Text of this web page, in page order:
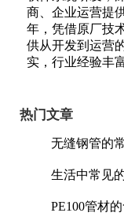
商、企业运营提
年，凭借原厂技
供从开发到运营
实，行业经验丰富
热门文章
无缝钢管的
生活中常见
PE100管材